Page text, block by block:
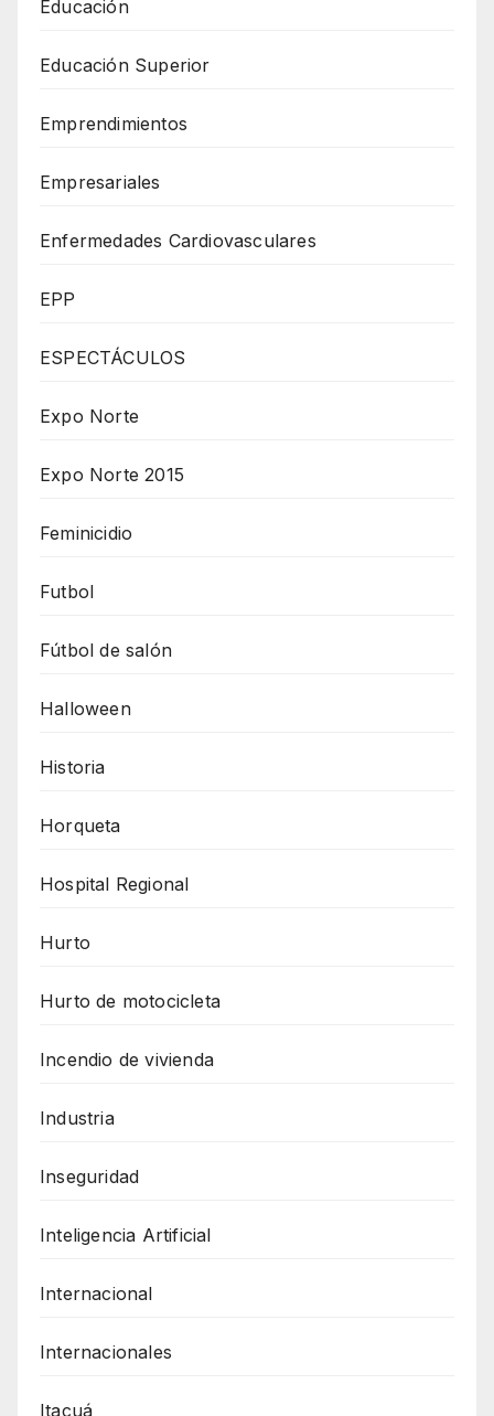
Educación
Educación Superior
Emprendimientos
Empresariales
Enfermedades Cardiovasculares
EPP
ESPECTÁCULOS
Expo Norte
Expo Norte 2015
Feminicidio
Futbol
Fútbol de salón
Halloween
Historia
Horqueta
Hospital Regional
Hurto
Hurto de motocicleta
Incendio de vivienda
Industria
Inseguridad
Inteligencia Artificial
Internacional
Internacionales
Itacuá